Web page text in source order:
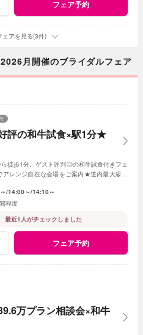
フェア予約
ェアを見る(3件)
月開催のブライダルフェア
評の和牛試食×駅1分★
徒歩1分。ゲスト評判◎の和牛試食付きフェ
レンジ自在な会場をご案内★道内最大級の
14:00～ 14:10～
程度
最近1人がチェックしました
フェア予約
万プラン相談会×和牛